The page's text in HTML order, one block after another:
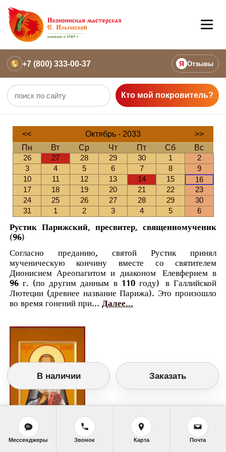
+7 (800) 333-00-37 Я Отзывы
Кто мой покровитель?
<< Октябрь - 2033
>>
Пн
Вт Ср Чт Пт Сб
Вс
26
27 28 29 30 1
2
3
4 5 6 7 8
9
10
11 12 13 14 15
16
17
18 19 20 21 22
23
24
25 26 27 28 29
30
31
1 2 3 4 5 6
Рустик Парижский, пресвитер, священномученик
(96)
Согласно преданию, святой Рустик принял
мученическую кончину вместе со святителем
Дионисием Ареопагитом и диаконом Елевферием в
96 г. (по другим данным в 110 году) в Галлийской
Лютеции (древнее название Парижа). Это произошло
во время гонений при... Далее...
В наличии Заказать
Мессенджеры Звонок Карта Почта